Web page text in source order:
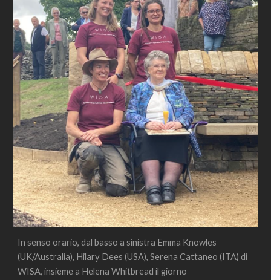
In senso orario, dal basso a sinistra Emma Knowles
(UK/Australia), Hilary Dees (USA), Serena Cattaneo (ITA) di
WISA, insieme a Helena Whitbread il giorno